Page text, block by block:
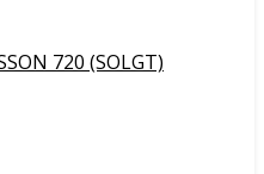
720 (SOLGT)